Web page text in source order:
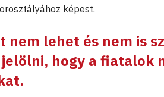
képest.
nem lehet és nem is
hogy a fiatalok